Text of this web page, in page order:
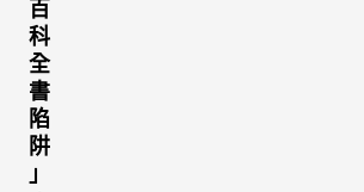
百
科
全
書
陷
阱
」